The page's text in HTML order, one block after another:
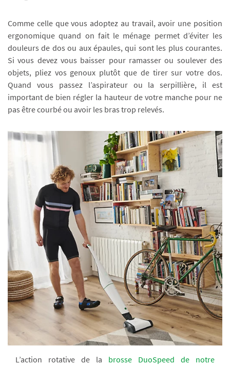
Comme celle que vous adoptez au travail, avoir une position
ergonomique quand on fait le ménage permet d’éviter les
douleurs de dos ou aux épaules, qui sont les plus courantes.
Si vous devez vous baisser pour ramasser ou soulever des
objets, pliez vos genoux plutôt que de tirer sur votre dos.
Quand vous passez l’aspirateur ou la serpillière, il est
important de bien régler la hauteur de votre manche pour ne
pas être courbé ou avoir les bras trop relevés.
L’action rotative de la brosse DuoSpeed de notre